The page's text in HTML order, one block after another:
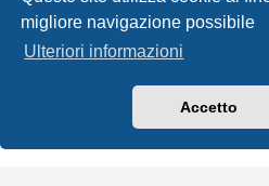
migliore navigazione possibile
Ulteriori informazioni
Accetto
Creato daphpBB® Forum
Leenoz.com
phpBB-Italia.it
Condizioni|Tutti gli orari